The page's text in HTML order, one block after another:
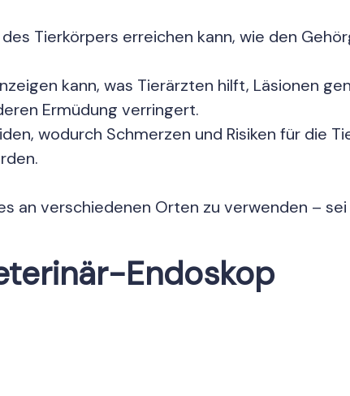
Tierkörpers erreichen kann, wie den
kann, was Tierärzten hilft, Läsionen
Ermüdung verringert.
wodurch Schmerzen und Risiken für die
verschiedenen Orten zu verwenden – sei
Endoskop